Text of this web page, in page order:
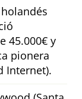
45.000€ y
pionera
Internet).